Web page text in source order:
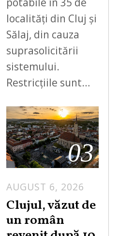
localități din Cluj și
Sălaj, din cauza
suprasolicitării
sistemului.
Restricțiile sunt…
03
AUGUST 6, 2026
Clujul, văzut de
un român